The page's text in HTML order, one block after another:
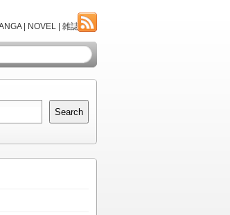
| NOVEL | 雑誌
Search